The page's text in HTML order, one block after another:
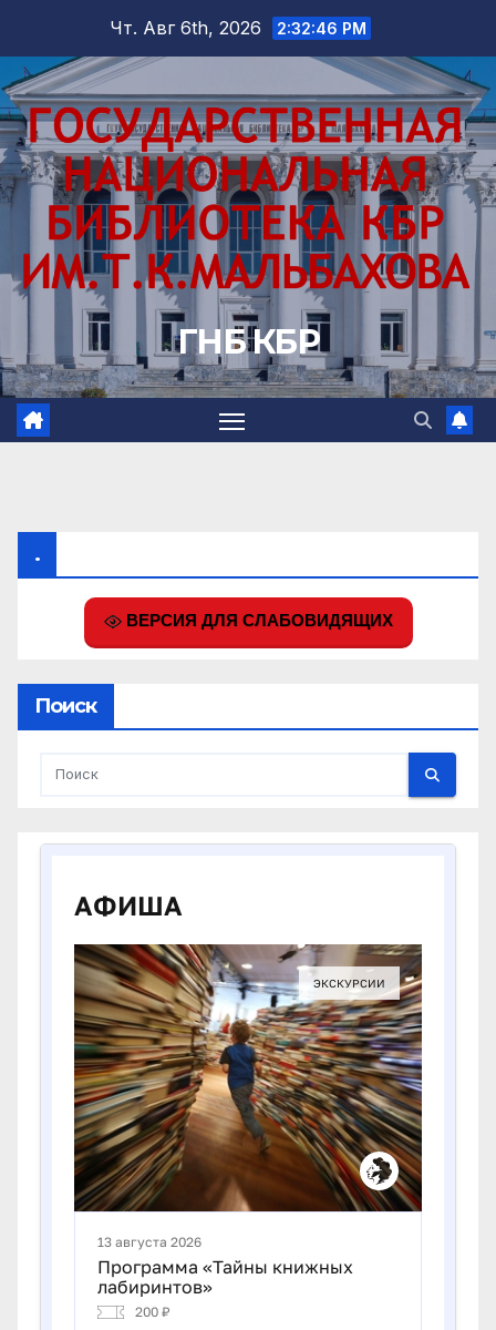
содержимому
Чт. Авг 6th, 2026 2:32:47 PM
ГНБ КБР
.
ВЕРСИЯ ДЛЯ СЛАБОВИДЯЩИХ
Поиск